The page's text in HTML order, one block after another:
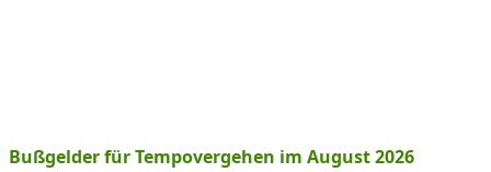
Bußgelder für Tempovergehen im August 2026